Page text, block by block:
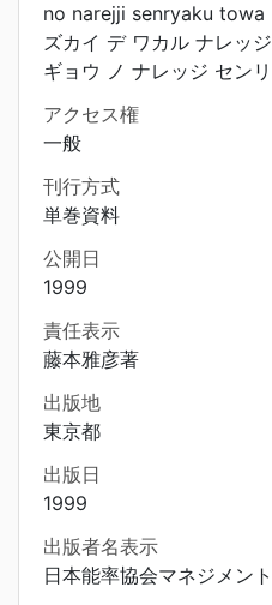
no narejji senryaku towa
ズカイ デ ワカル ナレッ
ギョウ ノ ナレッジ セン
アクセス権
一般
刊行方式
単巻資料
公開日
1999
責任表示
藤本雅彦著
出版地
東京都
出版日
1999
出版者名表示
日本能率協会マネジメン